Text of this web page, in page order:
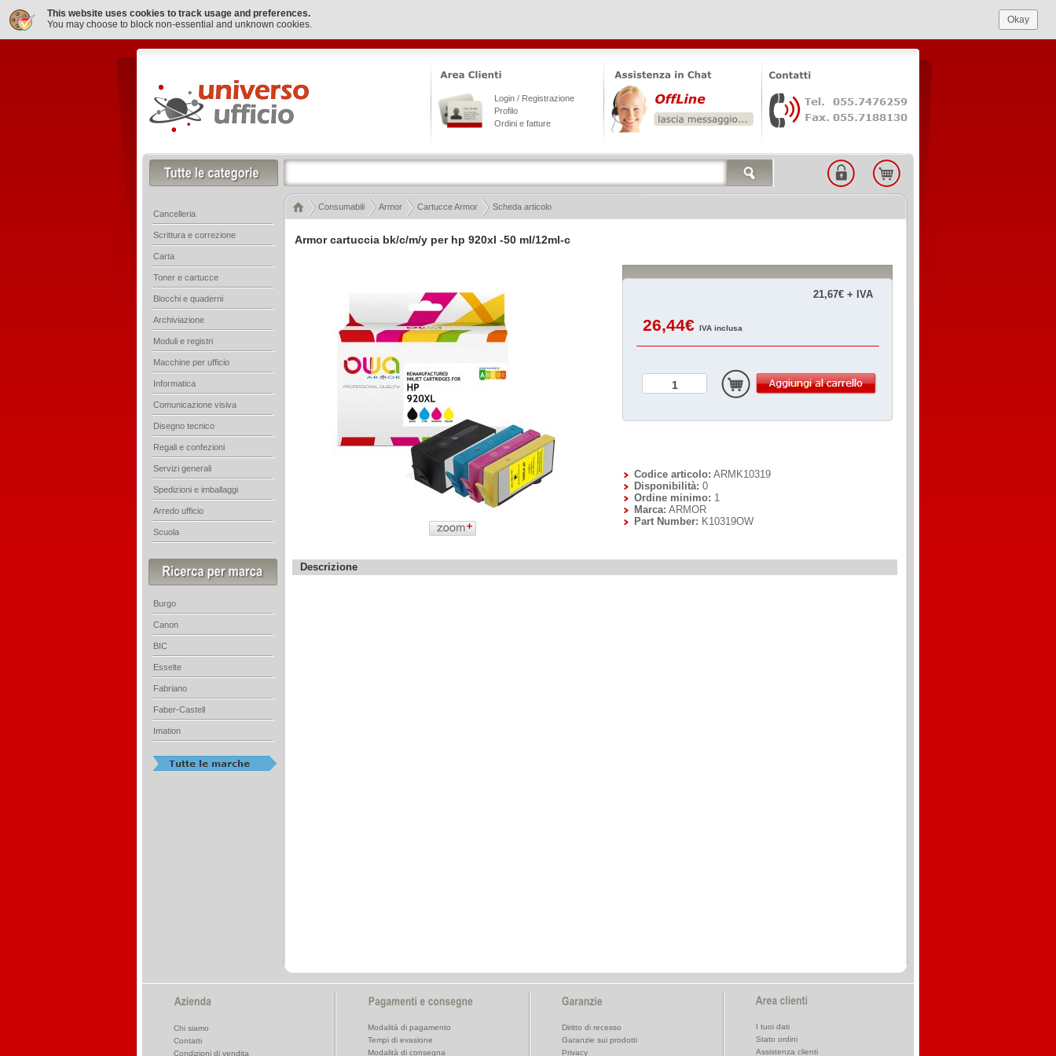
This website uses cookies to track usage and preferences.
You may choose to block non-essential and unknown cookies.
Okay
Armor cartuccia bk/c/m/y per hp 920xl -50 ml/12ml-c
Descrizione
21,67€ + IVA
26,44€ IVA inclusa
Codice articolo: ARMK10319
Disponibilità: 0
Ordine minimo: 1
Marca: ARMOR
Part Number: K10319OW
Login / Registrazione
Profilo
Ordini e fatture
Consumabili Armor Cartucce Armor Scheda articolo
Cancelleria
Scrittura e correzione
Carta
Toner e cartucce
Blocchi e quaderni
Archiviazione
Moduli e registri
Macchine per ufficio
Informatica
Comunicazione visiva
Disegno tecnico
Regali e confezioni
Servizi generali
Spedizioni e imballaggi
Arredo ufficio
Scuola
Burgo
Canon
BIC
Esselte
Fabriano
Faber-Castell
Imation
Chi siamo
Contatti
Condizioni di vendita
Modalità di pagamento
Tempi di evasione
Modalità di consegna
Diritto di recesso
Garanzie sui prodotti
Privacy
I tuoi dati
Stato ordini
Assistenza clienti